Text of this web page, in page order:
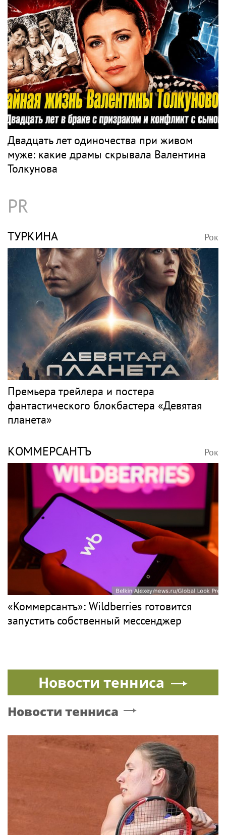
«совершила глупость», взяв фамилию
мужа
Музыка
ПЕВИЦА Рок
Певица Сати Казанова призналась, что
назвала дочь в честь индуистской богини
ТОЛКУНОВА Рок
Двадцать лет одиночества при живом
муже: какие драмы скрывала Валентина
Толкунова
PR
ТУРКИНА Рок
фантастического блокбастера «Девятая